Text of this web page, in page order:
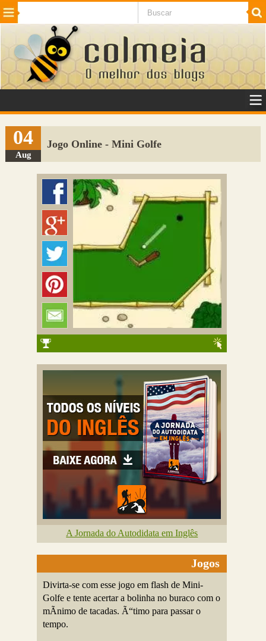
Beleza Cinema e TV
Internet Jogos NotÃ­cias SaÃºde
VeÃ­culos Adulto
Sugerir Link
Adicionar Blog
Colmeia Exchange
Perguntas Frequentes
04
Aug
Jogo Online - Mini Golfe
A Jornada do Autodidata em Inglês
Jogos
Divirta-se com esse jogo em flash de Mini-
Golfe e tente acertar a bolinha no buraco com o
mÃ­nimo de tacadas. Ã“timo para passar o
tempo.